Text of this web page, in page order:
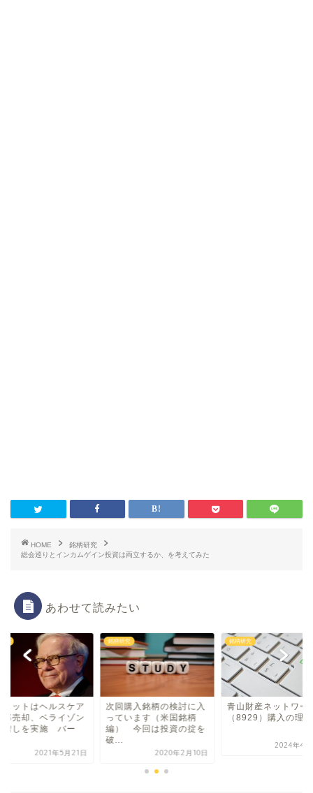
HOME
銘柄研究
総会巡りとインカムゲイン投資は両立するか、を考えてみた
あわせて読みたい
ェットはヘルスケア
部売却、ベライゾン
増しを実施 バー
2021年5月21日
銘柄研究
次回購入銘柄の検討に入
っています（米国銘柄
編） 今回は投資の掟を
破...
2020年2月10日
銘柄研究
青山財産ネットワー
（8929）購入の理由
2024年4